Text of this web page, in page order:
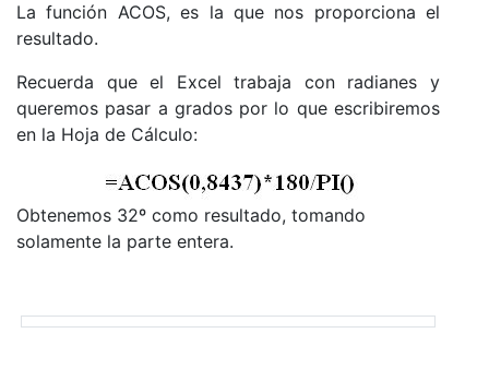
La función ACOS, es la que nos proporciona el
resultado.
Recuerda que el Excel trabaja con radianes y
queremos pasar a grados por lo que escribiremos
en la Hoja de Cálculo:
Obtenemos 32º como resultado, tomando
solamente la parte entera.